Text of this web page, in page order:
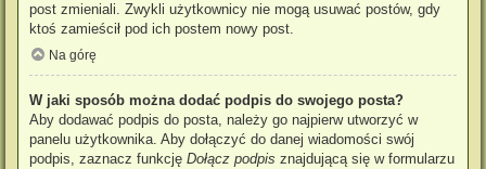
post zmieniali. Zwykli użytkownicy nie mogą usuwać postów, gdy
ktoś zamieścił pod ich postem nowy post.
Na górę
W jaki sposób można dodać podpis do swojego posta?
Aby dodawać podpis do posta, należy go najpierw utworzyć w
panelu użytkownika. Aby dołączyć do danej wiadomości swój
podpis, zaznacz funkcję Dołącz podpis znajdującą się w formularzu